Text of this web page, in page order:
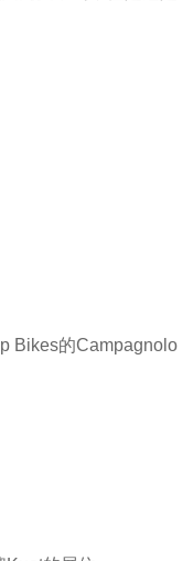
Bikes的Campagnolo